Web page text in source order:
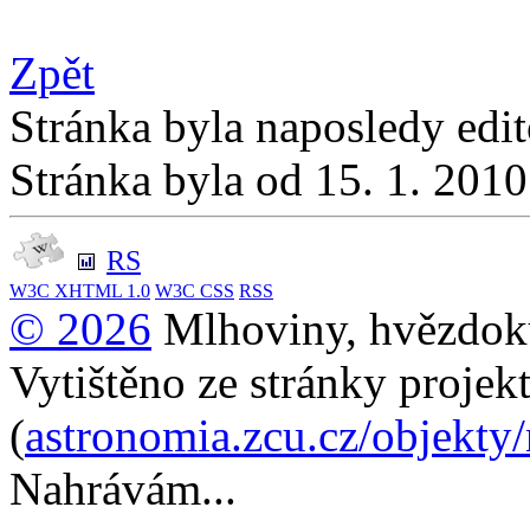
Zpět
Stránka byla naposledy
Stránka byla od 15. 1.
RS
W3C XHTML 1.0 W3C CSS RSS
© 2026 Mlhoviny,
Vytištěno ze stránky
(astronomia.zcu.cz/
Nahrávám...